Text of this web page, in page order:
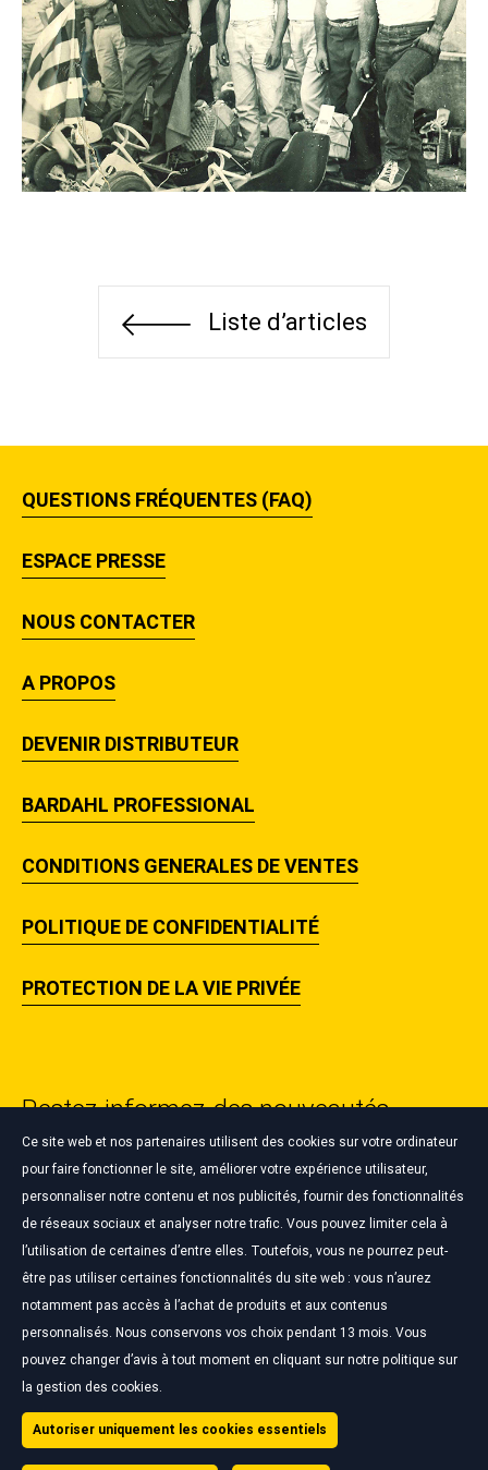
Liste d’articles
Ce site web et nos partenaires utilisent des cookies sur votre ordinateur
pour faire fonctionner le site, améliorer votre expérience utilisateur,
personnaliser notre contenu et nos publicités, fournir des fonctionnalités
de réseaux sociaux et analyser notre trafic. Vous pouvez limiter cela à
l’utilisation de certaines d’entre elles. Toutefois, vous ne pourrez peut-
être pas utiliser certaines fonctionnalités du site web : vous n’aurez
notamment pas accès à l’achat de produits et aux contenus
personnalisés. Nous conservons vos choix pendant 13 mois. Vous
pouvez changer d’avis à tout moment en cliquant sur notre politique sur
la gestion des cookies.
QUESTIONS FRÉQUENTES (FAQ)
ESPACE PRESSE
NOUS CONTACTER
A PROPOS
DEVENIR DISTRIBUTEUR
BARDAHL PROFESSIONAL
CONDITIONS GENERALES DE VENTES
POLITIQUE DE CONFIDENTIALITÉ
PROTECTION DE LA VIE PRIVÉE
Restez informez des nouveautés
Bardahl ✉️🔥
S'INSCRIRE À LA NEWSLETTER
Gestion des cookies
Politique sur les cookies